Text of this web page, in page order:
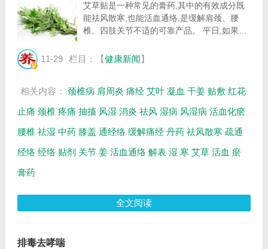
艾草贴是一种常见的膏药,其中的有效成分既
能祛风散寒,也能活血通络,是缓解肩颈、腰
椎、四肢关节不适的可靠产品。 平日,如果我
上一张艾草贴,过一阵子就能得到好转。它之
11-29 栏目：【健康新闻】
相关内容： 颈椎病 肩周炎 痛经 艾叶 凝血 干姜 贴敷 红花
止痛 颈椎 疼痛 抽搐 风湿 消炎 祛风 湿病 风湿病 活血化瘀
腰椎 祛湿 中药 膝盖 通经络 缓解痛经 丹药 祛风散寒 疏通
经络 经络 贴剂 关节 姜 活血通络 解表 湿 寒 艾草 活血 瘀
膏药
全文阅读
排毒去哮喘